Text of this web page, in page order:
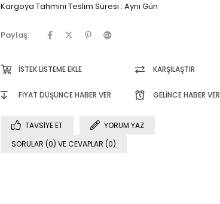
Kargoya Tahmini Teslim Süresi : Aynı Gün
Paylaş:
İSTEK LISTEME EKLE KARŞILAŞTIR
FIYAT DÜŞÜNCE HABER VER GELINCE HABER VER
TAVSIYE ET
YORUM YAZ
SORULAR (0) VE CEVAPLAR (0)